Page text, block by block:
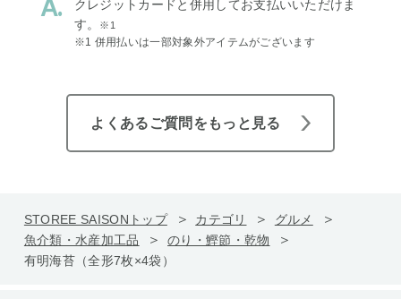
クレジットカードと併用してお支払いいただけま
す。
※1
※1 併用払いは一部対象外アイテムがございます
よくあるご質問をもっと見る
STOREE SAISONトップ カテゴリ
グルメ
魚介類・水産加工品
のり・鰹節・乾物
有明海苔（全形7枚×4袋）